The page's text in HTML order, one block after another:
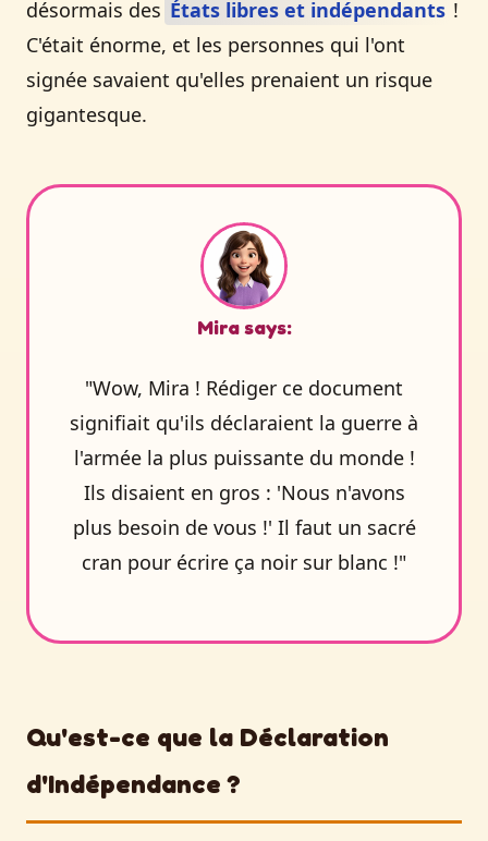
désormais des États libres et indépendants !
C'était énorme, et les personnes qui l'ont
signée savaient qu'elles prenaient un risque
gigantesque.
Mira says:
"Wow, Mira ! Rédiger ce document
signifiait qu'ils déclaraient la guerre à
l'armée la plus puissante du monde !
Ils disaient en gros : 'Nous n'avons
plus besoin de vous !' Il faut un sacré
cran pour écrire ça noir sur blanc !"
Qu'est-ce que la Déclaration
d'Indépendance ?